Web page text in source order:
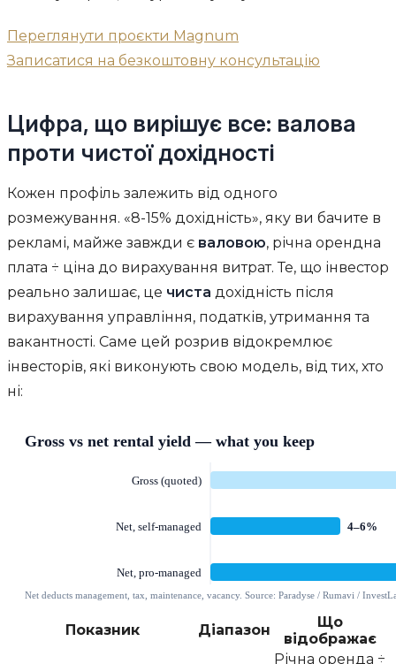
Переглянути проєкти Magnum
Записатися на безкоштовну консультацію
Цифра, що вирішує все: валова
проти чистої дохідності
Кожен профіль залежить від одного
розмежування. «8-15% дохідність», яку ви бачите в
рекламі, майже завжди є валовою, річна орендна
плата ÷ ціна до вирахування витрат. Те, що інвестор
реально залишає, це чиста дохідність після
вирахування управління, податків, утримання та
вакантності. Саме цей розрив відокремлює
інвесторів, які виконують свою модель, від тих, хто
ні:
Показник Діапазон
Що
відображає
Річна оренда ÷